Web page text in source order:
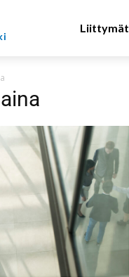
Liittymät